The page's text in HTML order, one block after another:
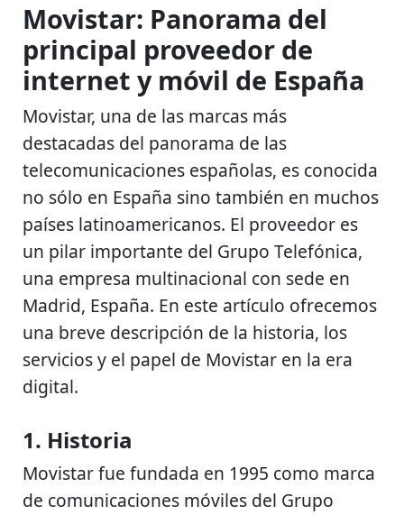
Movistar: Panorama del
principal proveedor de
internet y móvil de España
Movistar, una de las marcas más
destacadas del panorama de las
telecomunicaciones españolas, es conocida
no sólo en España sino también en muchos
países latinoamericanos. El proveedor es
un pilar importante del Grupo Telefónica,
una empresa multinacional con sede en
Madrid, España. En este artículo ofrecemos
una breve descripción de la historia, los
servicios y el papel de Movistar en la era
digital.
1. Historia
Movistar fue fundada en 1995 como marca
de comunicaciones móviles del Grupo